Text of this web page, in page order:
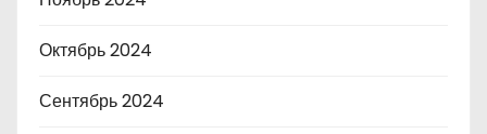
Октябрь 2024
Сентябрь 2024